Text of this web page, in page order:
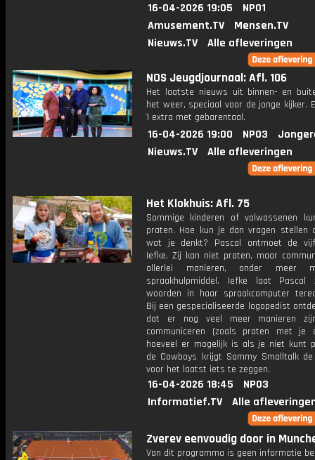
16-04-2026 19:05
NPO1
Amusement.TV
Mensen.TV
Nieuws.TV
Alle afleveringen
NOS Jeugdjournaal: Afl. 106
Het laatste nieuws uit binnen- en
het weer, speciaal voor de jonge kijker.
1 extra met gebarentaal.
16-04-2026 19:00 NPO3
Nieuws.TV
Alle afleveringen
Het Klokhuis: Afl. 75
Sommige kinderen of volwassenen
praten. Hoe kun je dan vragen stellen
wat je denkt? Pascal ontmoet de
Iefke. Zij kan niet praten, maar
allerlei manieren, onder meer
spraakhulpmiddel. Iefke laat Pascal
woorden in haar spraakcomputer
Bij een gespecialiseerde logopedist
dat er nog veel meer manieren
communiceren (zoals praten met je
hoeveel er mogelijk is als je niet kunt
de Cowboys krijgt Sammy Smalltalk
voor het laatst iets te zeggen.
16-04-2026 18:45
NPO3
Informatief.TV
Alle
Zverev eenvoudig door in
Van dit programma is geen informatie